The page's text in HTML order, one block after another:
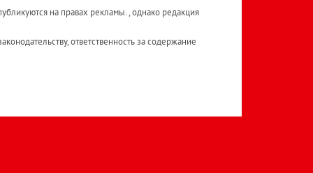
на правах рекламы. , однако редакция
ответственность за содержание